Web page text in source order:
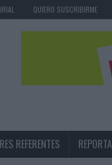
QUIERO SUSCRIBIRME
REFERENTES